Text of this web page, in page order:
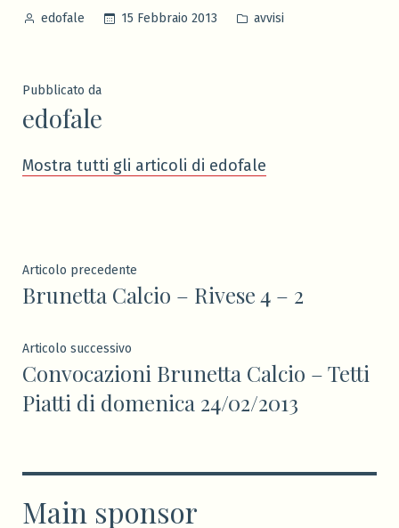
Pubblicato
edofale 15 Febbraio 2013
Pubblicato
avvisi
Pubblicato da
edofale
Mostra tutti gli articoli di edofale
Navigazione
articoli
Articolo precedente
precedente:
Brunetta Calcio – Rivese 4 – 2
Articolo successivo
successivo:
Convocazioni Brunetta Calcio – Tetti
Piatti di domenica 24/02/2013
Main sponsor